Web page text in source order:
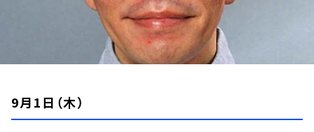
9月1日（木）